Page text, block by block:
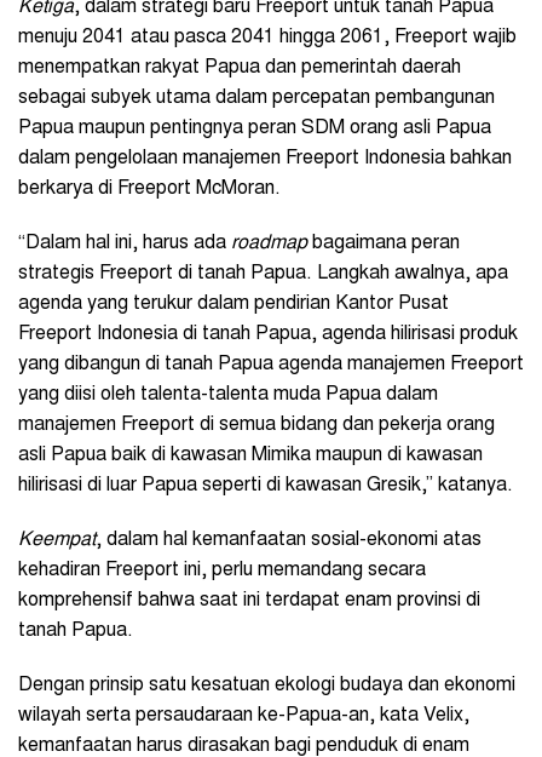
Ketiga, dalam strategi baru Freeport untuk tanah Papua
menuju 2041 atau pasca 2041 hingga 2061, Freeport wajib
menempatkan rakyat Papua dan pemerintah daerah
sebagai subyek utama dalam percepatan pembangunan
Papua maupun pentingnya peran SDM orang asli Papua
dalam pengelolaan manajemen Freeport Indonesia bahkan
berkarya di Freeport McMoran.
“Dalam hal ini, harus ada roadmapbagaimana peran
strategis Freeport di tanah Papua. Langkah awalnya, apa
agenda yang terukur dalam pendirian Kantor Pusat
Freeport Indonesia di tanah Papua, agenda hilirisasi produk
yang dibangun di tanah Papua agenda manajemen Freeport
yang diisi oleh talenta-talenta muda Papua dalam
manajemen Freeport di semua bidang dan pekerja orang
asli Papua baik di kawasan Mimika maupun di kawasan
hilirisasi di luar Papua seperti di kawasan Gresik,” katanya.
Keempat, dalam hal kemanfaatan sosial-ekonomi atas
kehadiran Freeport ini, perlu memandang secara
komprehensif bahwa saat ini terdapat enam provinsi di
tanah Papua.
Dengan prinsip satu kesatuan ekologi budaya dan ekonomi
wilayah serta persaudaraan ke-Papua-an, kata Velix,
kemanfaatan harus dirasakan bagi penduduk di enam